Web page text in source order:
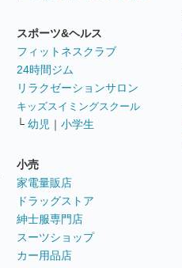
スポーツ&ヘルス
フィットネスクラブ
24時間ジム
リラクゼーションサロン
キッズスイミングスクール
└ 幼児 ｜ 小学生
小売
家電量販店
ドラッグストア
紳士服専門店
スーツショップ
カー用品店